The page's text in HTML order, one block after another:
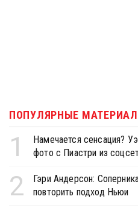
ПОПУЛЯРНЫЕ
1
Намечается сенсация?
фото с Пиастри из
2
Гэри Андерсон:
повторить подход Ньюи